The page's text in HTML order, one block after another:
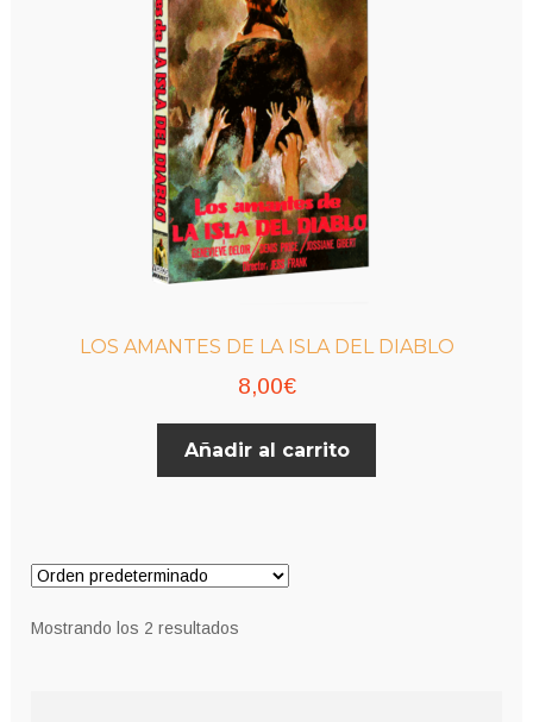
LOS AMANTES DE LA ISLA DEL DIABLO
8,00€
Añadir al carrito
Mostrando los 2 resultados